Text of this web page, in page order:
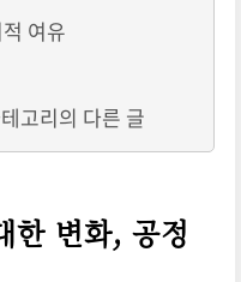
여유
고리의 다른 글
한 변화, 공정